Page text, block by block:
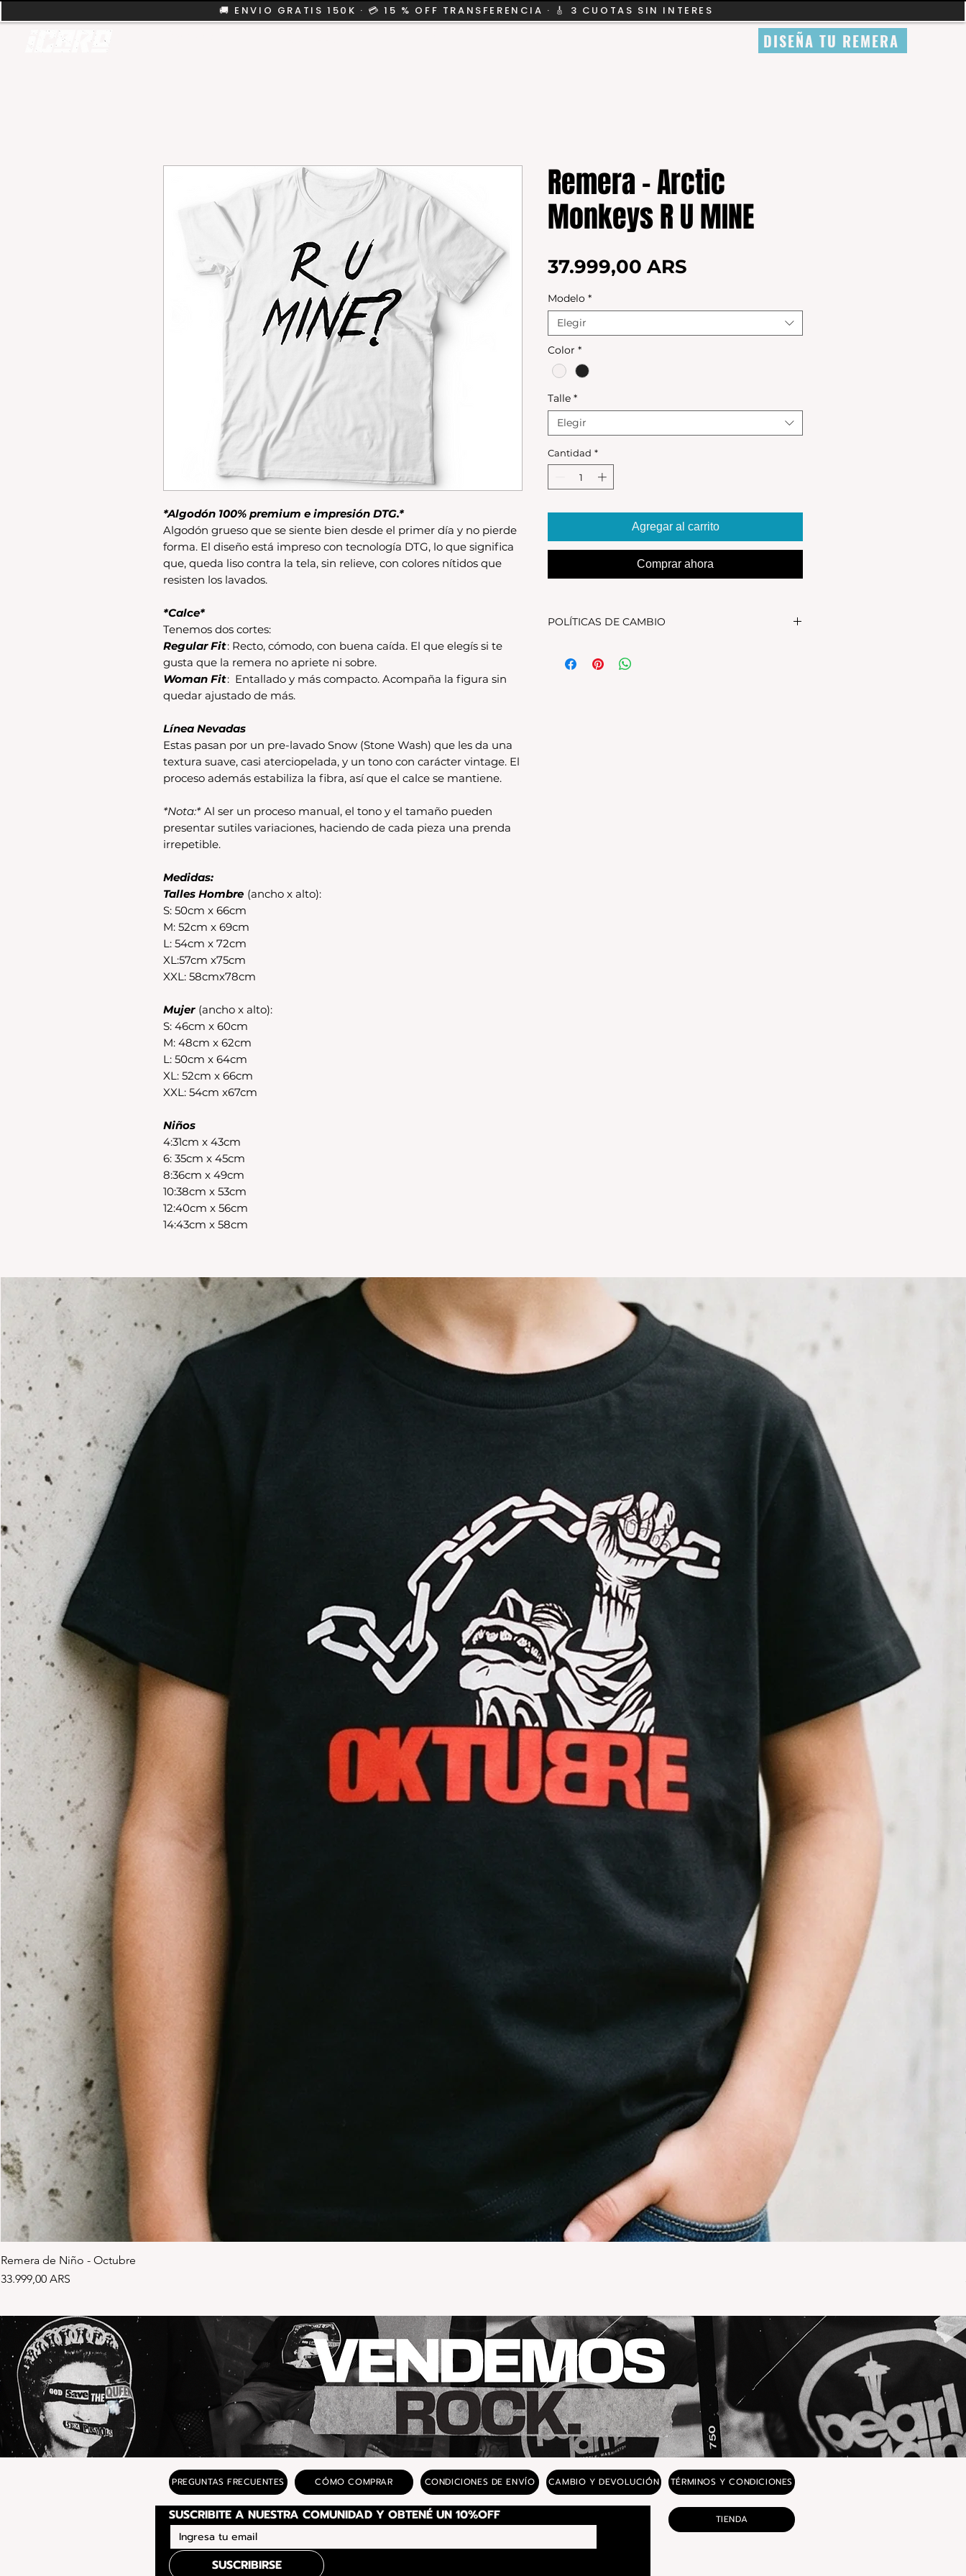
🚚 ENVIO GRATIS 150K · 💳 15 % OFF TRANSFERENCIA · 🎸 3 CUOTAS SIN INTERES
DISEÑA TU REMERA
*Algodón 100% premium e impresión DTG.*
Algodón grueso que se siente bien desde el primer día y no pierde
forma. El diseño está impreso con tecnología DTG, lo que significa
que, queda liso contra la tela, sin relieve, con colores nítidos que
resisten los lavados.
*Calce*
Tenemos dos cortes:
Regular Fit: Recto, cómodo, con buena caída. El que elegís si te
gusta que la remera no apriete ni sobre.
Woman Fit: Entallado y más compacto. Acompaña la figura sin
quedar ajustado de más.
Línea Nevadas
Estas pasan por un pre-lavado Snow (Stone Wash) que les da una
textura suave, casi aterciopelada, y un tono con carácter vintage. El
proceso además estabiliza la fibra, así que el calce se mantiene.
*Nota:* Al ser un proceso manual, el tono y el tamaño pueden
presentar sutiles variaciones, haciendo de cada pieza una prenda
irrepetible.
Medidas:
Talles Hombre (ancho x alto):
S: 50cm x 66cm
M: 52cm x 69cm
L: 54cm x 72cm
XL:57cm x75cm
XXL: 58cmx78cm
Mujer (ancho x alto):
S: 46cm x 60cm
M: 48cm x 62cm
L: 50cm x 64cm
XL: 52cm x 66cm
XXL: 54cm x67cm
Niños
4:31cm x 43cm
6: 35cm x 45cm
8:36cm x 49cm
10:38cm x 53cm
12:40cm x 56cm
14:43cm x 58cm
Remera - Arctic
Monkeys R U MINE
37.999,00 ARS
Modelo *
Elegir
Color *
Talle *
Elegir
Cantidad *
Agregar al carrito
Comprar ahora
POLÍTICAS DE CAMBIO
debe encontrarse sin uso y en su packaging
Remera de Niño - Octubre
Precio
33.999,00 ARS
PREGUNTAS FRECUENTES CÓMO COMPRAR CONDICIONES DE ENVÍO CAMBIO Y DEVOLUCIÓN
SUSCRIBIRSE
TÉRMINOS Y CONDICIONES
TIENDA